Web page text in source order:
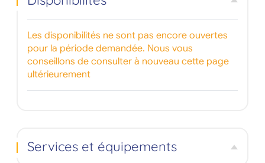
Les disponibilités ne sont pas encore ouvertes
pour la période demandée. Nous vous
conseillons de consulter à nouveau cette page
ultérieurement
Services et équipements